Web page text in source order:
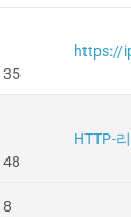
https://
HTTP-